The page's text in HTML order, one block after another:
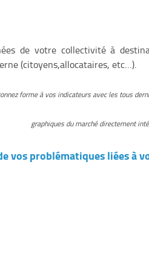
de votre collectivité à
(citoyens,allocataires, etc…).
forme à vos indicateurs avec les tous
graphiques du marché directement
vos problématiques liées à